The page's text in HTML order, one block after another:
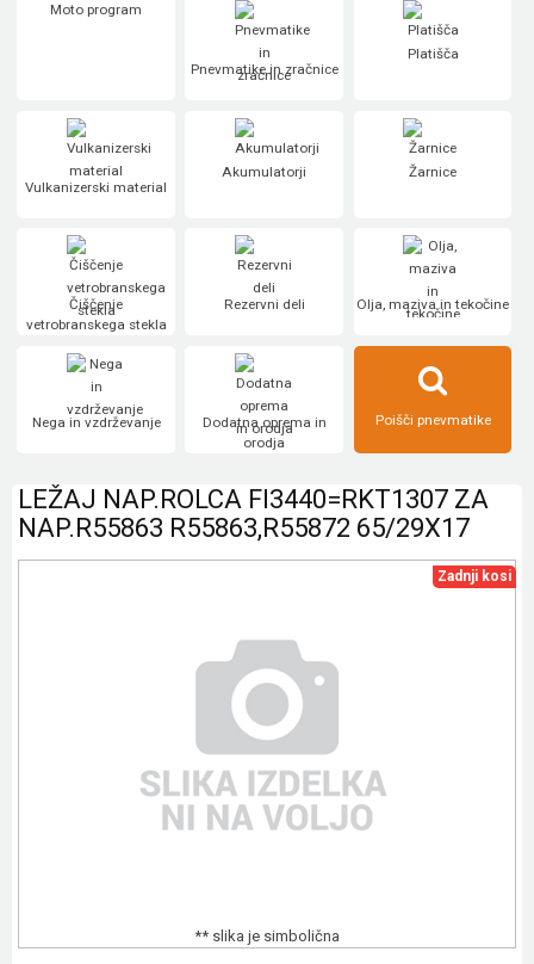
Moto program
Pnevmatike in zračnice
Platišča
Vulkanizerski material
Akumulatorji Žarnice
Čiščenje
vetrobranskega stekla
Rezervni deli Olja, maziva in tekočine
Nega in vzdrževanje
Dodatna oprema in
orodja
Poišči pnevmatike
LEŽAJ NAP.ROLCA FI3440=RKT1307 ZA
NAP.R55863 R55863,R55872 65/29X17
Zadnji kosi
** slika je simbolična